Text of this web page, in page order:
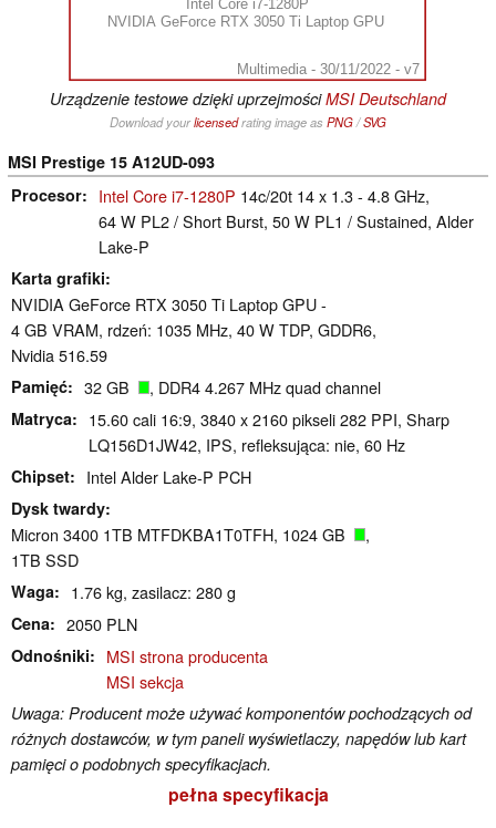
Intel Core i7-1280P
NVIDIA GeForce RTX 3050 Ti Laptop GPU
Multimedia - 30/11/2022 - v7
Urządzenie testowe dzięki uprzejmościMSI Deutschland
Download yourlicensedrating image as PNG/SVG
MSI Prestige 15 A12UD-093
Procesor
Intel Core i7-1280P 14c/20t 14 x 1.3 - 4.8 GHz,
64 W PL2 / Short Burst, 50 W PL1 / Sustained, Alder
Lake-P
Karta grafiki
NVIDIA GeForce RTX 3050 Ti Laptop GPU -
4 GB VRAM, rdzeń: 1035 MHz, 40 W TDP, GDDR6,
Nvidia 516.59
Pamięć 32 GB , DDR4 4.267 MHz quad channel
Matryca
15.60 cali 16:9, 3840 x 2160 pikseli 282 PPI, Sharp
LQ156D1JW42, IPS, refleksująca: nie, 60 Hz
Chipset Intel Alder Lake-P PCH
Dysk twardy
Micron 3400 1TB MTFDKBA1T0TFH, 1024 GB
,
1TB SSD
Waga 1.76 kg, zasilacz: 280 g
Cena 2050 PLN
Odnośniki
MSI strona producenta
MSI sekcja
Uwaga: Producent może używać komponentów pochodzących od
różnych dostawców, w tym paneli wyświetlaczy, napędów lub kart
pamięci o podobnych specyfikacjach.
pełna specyfikacja